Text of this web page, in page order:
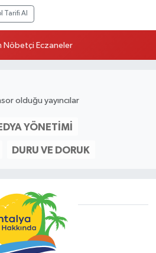
Tarifi Al
Nöbetçi Eczaneler
olduğu yayıncılar
YÖNETIMI
DURU VE DORUK